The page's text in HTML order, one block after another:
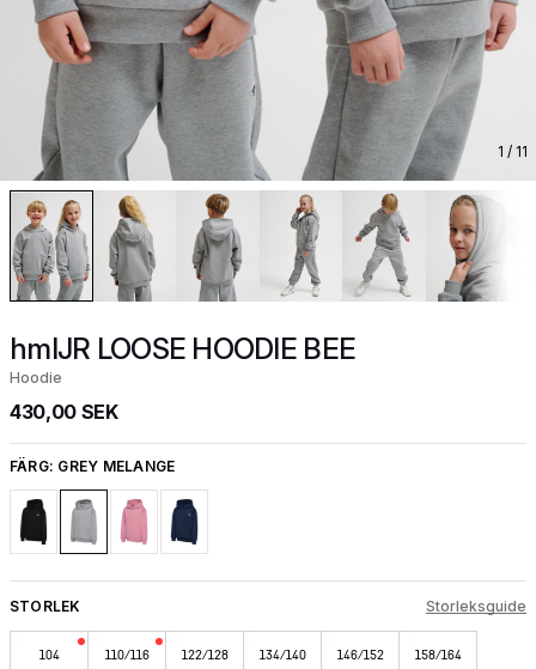
1 / 11
hmlJR LOOSE HOODIE BEE
Hoodie
430,00 SEK
FÄRG: GREY MELANGE
STORLEK Storleksguide
104 110/116 122/128 134/140 146/152 158/164